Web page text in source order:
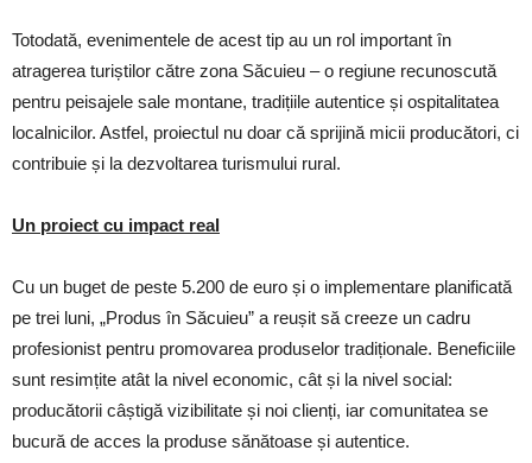
Totodată, evenimentele de acest tip au un rol important în
atragerea turiștilor către zona Săcuieu – o regiune recunoscută
pentru peisajele sale montane, tradițiile autentice și ospitalitatea
localnicilor. Astfel, proiectul nu doar că sprijină micii producători, ci
contribuie și la dezvoltarea turismului rural.
Un proiect cu impact real
Cu un buget de peste 5.200 de euro și o implementare planificată
pe trei luni, „Produs în Săcuieu” a reușit să creeze un cadru
profesionist pentru promovarea produselor tradiționale. Beneficiile
sunt resimțite atât la nivel economic, cât și la nivel social:
producătorii câștigă vizibilitate și noi clienți, iar comunitatea se
bucură de acces la produse sănătoase și autentice.